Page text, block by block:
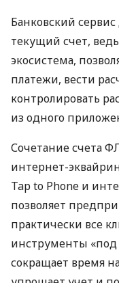
Банковский
текущий счет,
экосистема,
платежи, вести
контролировать
из одного
Сочетание счета
интернет-
Tap to Phone и
позволяет
практически все
инструменты
сокращает время